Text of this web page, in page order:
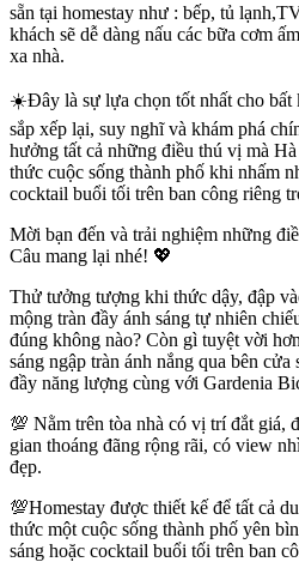
sẵn tại homestay như : bếp, tủ
khách sẽ dễ dàng nấu các bữa cơm
xa nhà.
☀️Đây là sự lựa chọn tốt nhất cho bất
sắp xếp lại, suy nghĩ và khám phá
hưởng tất cả những điều thú vị mà
thức cuộc sống thành phố khi nhấm
cocktail buổi tối trên ban công riêng
Mời bạn đến và trải nghiệm những
Câu mang lại nhé! 💖
Thử tưởng tượng khi thức dậy, đập
mộng tràn đầy ánh sáng tự nhiên
đúng không nào? Còn gì tuyệt vời
sáng ngập tràn ánh nắng qua bên
đầy năng lượng cùng với Gardenia
💯 Nằm trên tòa nhà có vị trí đắt giá,
gian thoáng đãng rộng rãi, có view
đẹp.
💯Homestay được thiết kế để tất cả
thức một cuộc sống thành phố yên
sáng hoặc cocktail buổi tối trên ban